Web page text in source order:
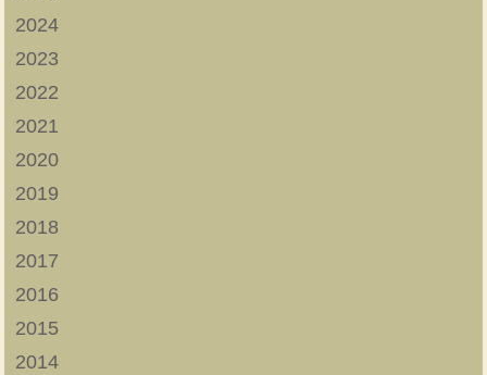
2024
2023
2022
2021
2020
2019
2018
2017
2016
2015
2014